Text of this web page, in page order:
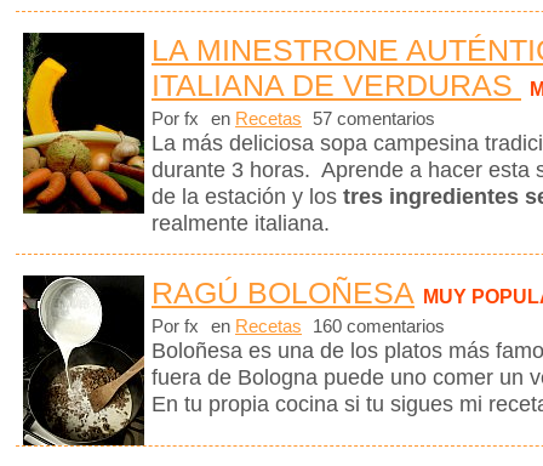
LA MINESTRONE
ITALIANA DE VERDURAS
Por fx en Recetas 57 comentarios
La más deliciosa sopa campesina
durante 3 horas. Aprende a hacer esta
de la estación y los tres ingredientes
realmente italiana.
RAGÚ BOLOÑESA MUY
Por fx en Recetas 160 comentarios
Boloñesa es una de los platos más
fuera de Bologna puede uno comer un
En tu propia cocina si tu sigues mi